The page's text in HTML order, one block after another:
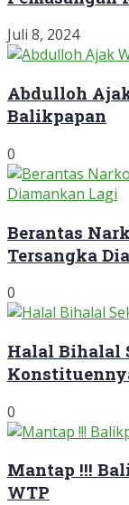
Juli 8, 2024
Abdulloh
Balikpapan
0
Berantas
Tersangka
0
Halal Bihalal
0
Mantap !!!
WTP